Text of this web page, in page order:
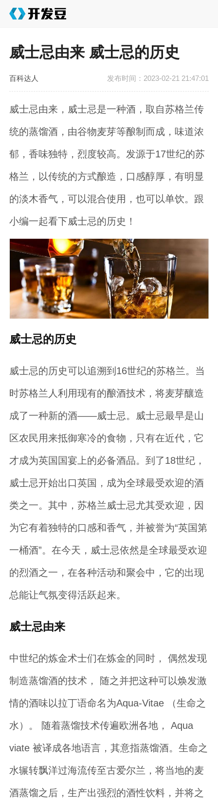
威士忌由来 威士忌的历史
百科达人 发布时间：2023-02-21 21:47:01
威士忌由来，威士忌是一种酒，取自苏格兰传
统的蒸馏酒，由谷物麦芽等酿制而成，味道浓
郁，香味独特，烈度较高。发源于17世纪的苏
格兰，以传统的方式酿造，口感醇厚，有明显
的淡木香气，可以混合使用，也可以单饮。跟
小编一起看下威士忌的历史！
威士忌的历史
威士忌的历史可以追溯到16世纪的苏格兰。当
时苏格兰人利用现有的酿酒技术，将麦芽釀造
成了一种新的酒——威士忌。威士忌最早是山
区农民用来抵御寒冷的食物，只有在近代，它
才成为英国国宴上的必备酒品。到了18世纪，
威士忌开始出口英国，成为全球最受欢迎的酒
类之一。其中，苏格兰威士忌尤其受欢迎，因
为它有着独特的口感和香气，并被誉为“英国第
一桶酒”。在今天，威士忌依然是全球最受欢迎
的烈酒之一，在各种活动和聚会中，它的出现
总能让气氛变得活跃起来。
威士忌由来
中世纪的炼金术士们在炼金的同时， 偶然发现
制造蒸馏酒的技术， 随之并把这种可以焕发激
情的酒味以拉丁语命名为Aqua-Vitae （生命之
水）。 随着蒸馏技术传遍欧洲各地， Aqua
viate 被译成各地语言，其意指蒸馏酒。生命之
水辗转飘洋过海流传至古爱尔兰，将当地的麦
酒蒸馏之后，生产出强烈的酒性饮料，并将之